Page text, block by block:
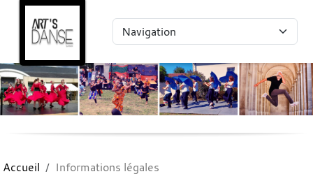
Accueil Informations légales
Panneau de gestion des cookies